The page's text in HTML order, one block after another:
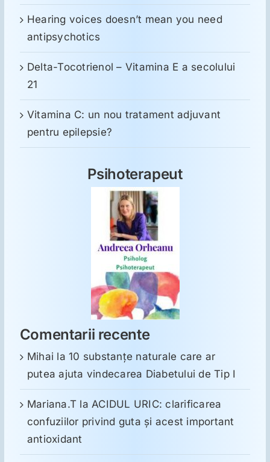
Hearing voices doesn’t mean you need
antipsychotics
Delta-Tocotrienol – Vitamina E a secolului
21
Vitamina C: un nou tratament adjuvant
pentru epilepsie?
Psihoterapeut
Comentarii recente
Mihai la10 substanţe naturale care ar
putea ajuta vindecarea Diabetului de Tip I
Mariana.T la ACIDUL URIC: clarificarea
confuziilor privind guta și acest important
antioxidant